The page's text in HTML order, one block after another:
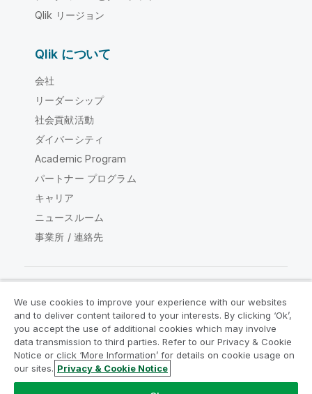
Qlik リージョン
Qlik について
会社
リーダーシップ
社会貢献活動
ダイバーシティ
Academic Program
パートナー プログラム
キャリア
ニュースルーム
事業所 / 連絡先
Qlik コミュニティ
法的契約 製品規約
Legal Policies
リーガルポリシー
利用規約
Do Not Share My Info
We use cookies to improve your experience with our websites
and to deliver content tailored to your interests. By clicking ‘Ok’,
you accept the use of additional cookies which may involve
data transmission to third parties. Refer to our Privacy & Cookie
Notice or click ‘More Information’ for details on cookie usage on
our sites. Privacy & Cookie Notice